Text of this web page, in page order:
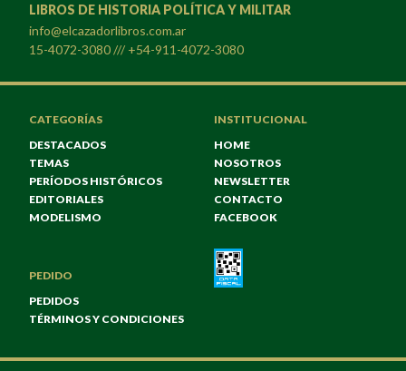
LIBROS DE HISTORIA POLÍTICA Y MILITAR
info@elcazadorlibros.com.ar
15-4072-3080 /// +54-911-4072-3080
CATEGORÍAS
DESTACADOS
TEMAS
PERÍODOS HISTÓRICOS
EDITORIALES
MODELISMO
INSTITUCIONAL
HOME
NOSOTROS
NEWSLETTER
CONTACTO
FACEBOOK
PEDIDO
PEDIDOS
TÉRMINOS Y CONDICIONES